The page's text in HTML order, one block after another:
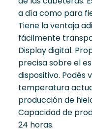
a día como para
Tiene la ventaja
fácilmente
Display digital.
precisa sobre el
dispositivo. Podés
temperatura
producción de
Capacidad de
24 horas.